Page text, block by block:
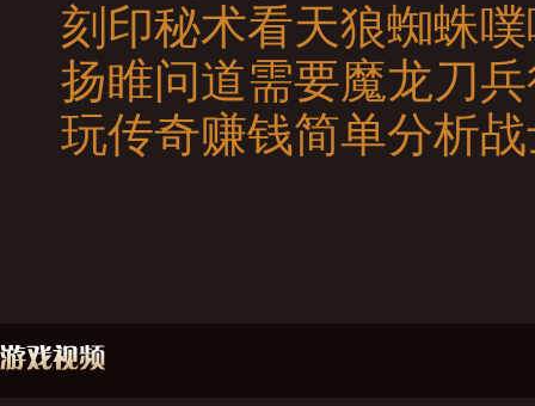
刻印秘术看天狼蜘蛛
扬睢问道需要魔龙刀
玩传奇赚钱简单分析